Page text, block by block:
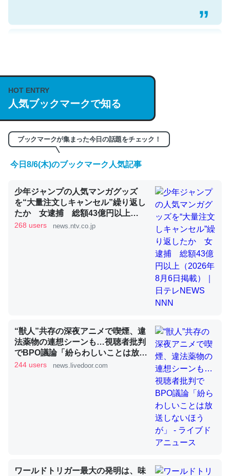
https://isobe324649.hatenablog.com/entry/2023/03/27
/064121
─GPTの仕組みと限界についての考察（１） - conceptualization
くらい。小説でいう「ずっと前の伏線」は回収されないけ
ど、短期記憶というには多い分量。進化すればするほど分
かりやすく強くなりそう
─GPTの仕組みと限界についての考察（１） - conceptualization
昆虫ってカルシウム少ないのか。知らんかった。調べたら
コオロギのカルシウム分はエビの600分の1程度。
いのか」に関する新仮説
論文では「淡水はカルシウムも酸素も不足してて両方に不
利だから両方が拮抗してるのでは」とあって面白い。海に
いる鋏角類（カブトガニ・ウミグモ）はカルシウムを使わ
ずキチンを強化してる筈だが、酵素が違うのか？
─ニュース :: 【研究発表】昆虫学の大問題＝「昆虫はなぜ海にいな
HOT ENTRY
人気ブックマークで知る
ブックマークが集まった今日の話題をチェック！
今日8/6(木)のブックマーク人気記事
少年ジャンプの人気マンガグッズ
を“大量注文しキャンセル”繰り返し
たか 女逮捕 総額43億円以上
（2026年8月6日掲載）｜日テレ
268 users news.ntv.co.jp
“獣人”共存の深夜アニメで喫煙、違
法薬物の連想シーンも…視聴者批判
でBPO議論「紛らわしいことは放送
しないほうが」 - ライブドアニュー
244 users news.livedoor.com
ワールドトリガー最大の発明は、味